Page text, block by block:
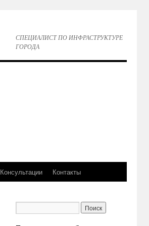
СПЕЦИАЛИСТ ПО ИНФРАСТРУКТУРЕ
ГОРОДА
Консультации Контакты